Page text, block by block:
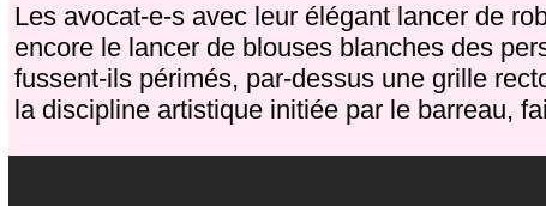
Les avocat-e-s avec leur élégant lancer de
encore le lancer de blouses blanches des
fussent-ils périmés, par-dessus une grille
la discipline artistique initiée par le barreau,